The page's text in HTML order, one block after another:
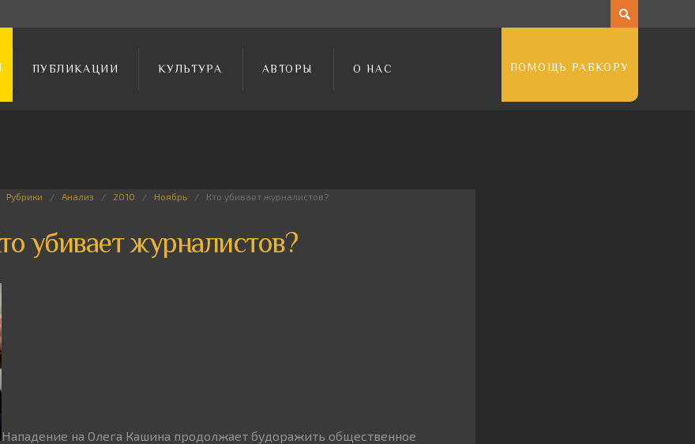
ПУБЛИКАЦИИ КУЛЬТУРА АВТОРЫ О НАС ПОМОЩЬ РАБКОРУ
Рубрики Анализ 2010 Ноябрь Кто убивает журналистов?
убивает журналистов?
Нападение на Олега Кашина продолжает будоражить общественное